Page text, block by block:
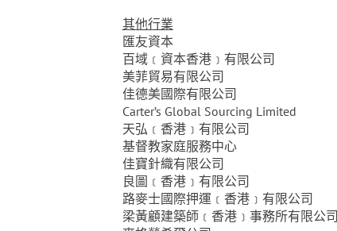
其他行業
匯友資本
百域﹝資本香港﹞有限公司
美菲貿易有限公司
佳德美國際有限公司
Carter’s Global Sourcing Limited
天弘﹝香港﹞有限公司
基督教家庭服務中心
佳寶針織有限公司
良圖﹝香港﹞有限公司
路麥士國際押運﹝香港﹞有限公司
梁黃顧建築師﹝香港﹞事務所有限公司